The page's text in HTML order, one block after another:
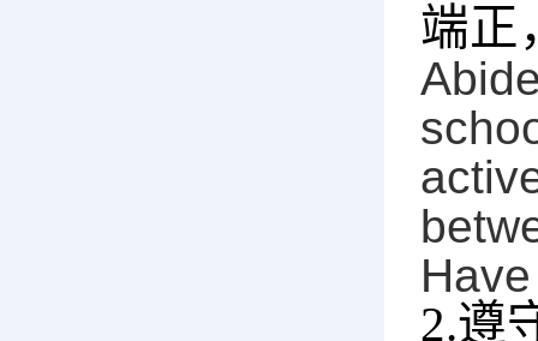
端正
2.遵